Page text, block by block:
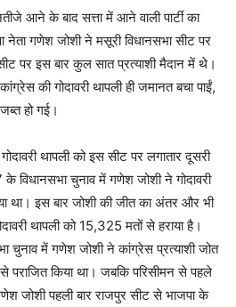
आने के बाद सत्ता में आने वाली पार्टी का
नेता गणेश जोशी ने मसूरी विधानसभा सीट पर
पर इस बार कुल सात प्रत्याशी मैदान में थे।
की गोदावरी थापली ही जमानत बचा पाईं,
हो गई।
थापली को इस सीट पर लगातार दूसरी
के विधानसभा चुनाव में गणेश जोशी ने गोदावरी
था। इस बार जोशी की जीत का अंतर और भी
थापली को 15,325 मतों से हराया है।
चुनाव में गणेश जोशी ने कांग्रेस प्रत्याशी जोत
पराजित किया था। जबकि परिसीमन से पहले
जोशी पहली बार राजपुर सीट से भाजपा के